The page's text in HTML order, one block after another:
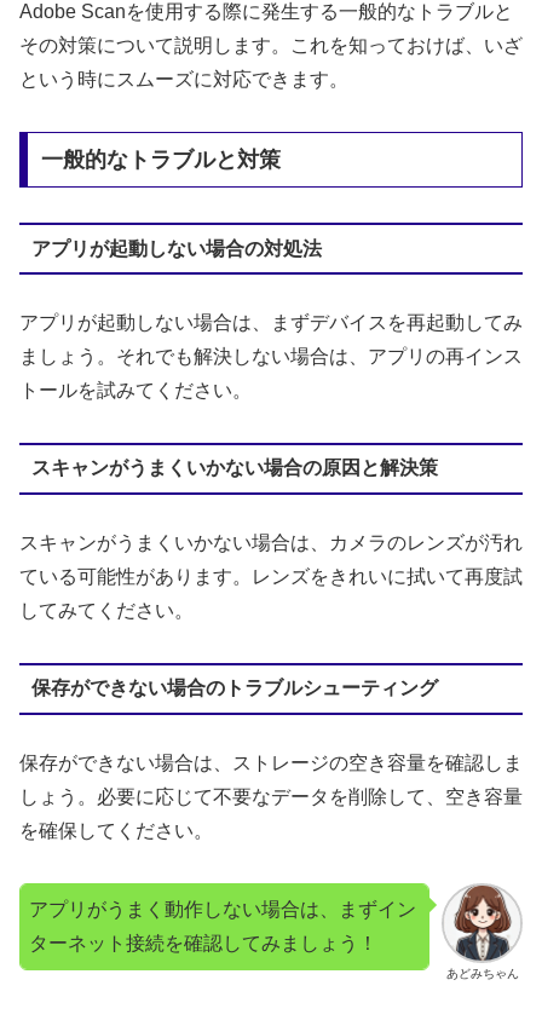
Adobe Scanを使用する際に発生する一般的なトラブルと
その対策について説明します。これを知っておけば、いざ
という時にスムーズに対応できます。
一般的なトラブルと対策
アプリが起動しない場合の対処法
アプリが起動しない場合は、まずデバイスを再起動してみ
ましょう。それでも解決しない場合は、アプリの再インス
トールを試みてください。
スキャンがうまくいかない場合の原因と解決策
スキャンがうまくいかない場合は、カメラのレンズが汚れ
ている可能性があります。レンズをきれいに拭いて再度試
してみてください。
保存ができない場合のトラブルシューティング
保存ができない場合は、ストレージの空き容量を確認しま
しょう。必要に応じて不要なデータを削除して、空き容量
を確保してください。
あどみちゃん
アプリがうまく動作しない場合は、まずイン
ターネット接続を確認してみましょう！